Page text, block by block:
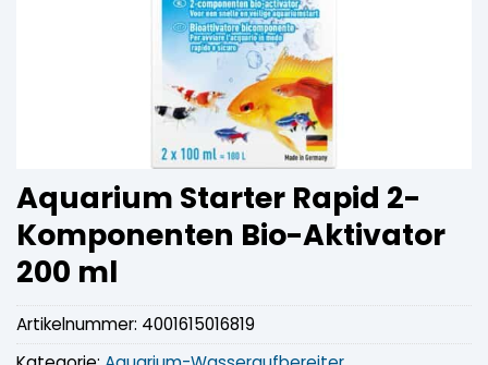
Aquarium Starter Rapid 2-
Komponenten Bio-Aktivator
200 ml
Artikelnummer: 4001615016819